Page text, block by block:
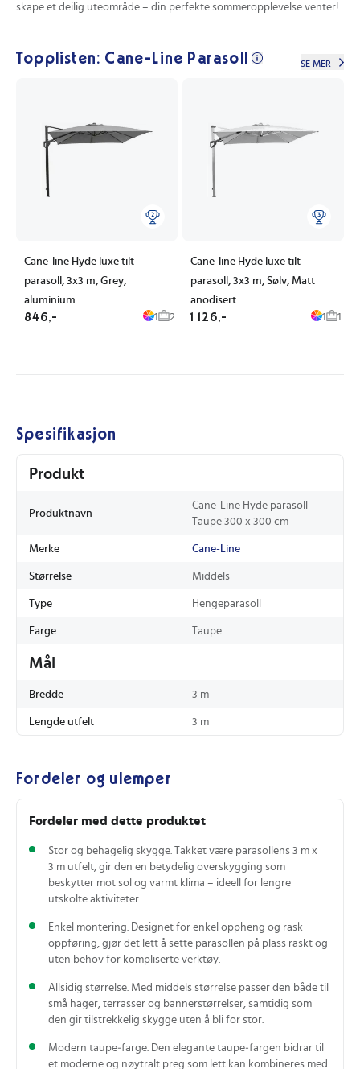
skape et deilig uteområde – din perfekte sommeropplevelse venter!
Topplisten: Cane-Line Parasoll SE MER
Cane-line Hyde luxe tilt
parasoll, 3x3 m, Grey,
aluminium
846,- 1 2
Cane-line Hyde luxe tilt
parasoll, 3x3 m, Sølv, Matt
anodisert
1 126,- 1 1
Spesifikasjon
Produkt
Produktnavn
Cane-Line Hyde parasoll
Taupe 300 x 300 cm
Merke Cane-Line
Størrelse Middels
Type Hengeparasoll
Farge Taupe
Mål
Bredde 3 m
Lengde utfelt 3 m
Fordeler og ulemper
Fordeler med dette produktet
Stor og behagelig skygge. Takket være parasollens 3 m x
3 m utfelt, gir den en betydelig overskygging som
beskytter mot sol og varmt klima – ideell for lengre
utskolte aktiviteter.
Enkel montering. Designet for enkel oppheng og rask
oppføring, gjør det lett å sette parasollen på plass raskt og
uten behov for kompliserte verktøy.
Allsidig størrelse. Med middels størrelse passer den både til
små hager, terrasser og bannerstørrelser, samtidig som
den gir tilstrekkelig skygge uten å bli for stor.
Modern taupe‑farge. Den elegante taupe‑fargen bidrar til
et moderne og nøytralt preg som lett kan kombineres med